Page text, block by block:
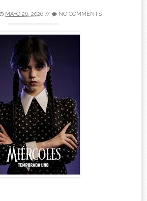
MAYO 26, 2026 // NO COMMENTS